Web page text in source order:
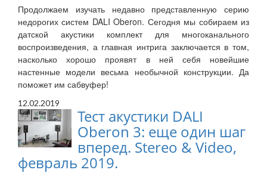
Продолжаем изучать недавно представленную серию
недорогих систем DALI Oberon. Сегодня мы собираем из
датской акустики комплект для многоканального
воспроизведения, а главная интрига заключается в том,
насколько хорошо проявят в ней себя новейшие
настенные модели весьма необычной конструкции. Да
поможет им сабвуфер!
12.02.2019
Тест акустики DALI
Oberon 3: еще один шаг
вперед. Stereo & Video,
февраль 2019.